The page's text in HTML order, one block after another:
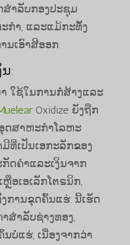
ສໍາລັບກອງປະຊຸມ
ກໍາ, ແລະແມ້ກະທັ້ງ
ນເອົາສີອອກ.
​:
ໃຊ້ໃນການກໍ່ສ້າງແລະ
Oxidize ຍັງຖືກ
ດສາຫະກໍາໂລຫະ
ທີ່ເປັນເອກະລັກຂອງ
ດຄໍາແລະເງິນຈາກ
ອເອເລັກໂຕຣນິກ,
ການຂຸດຄົ້ນແຮ່. ນີ້ເຮັດ
ສໍາລັບຊ່າງທອງ,
ບໍ່ແຮ່, ເນື່ອງຈາກວ່າ